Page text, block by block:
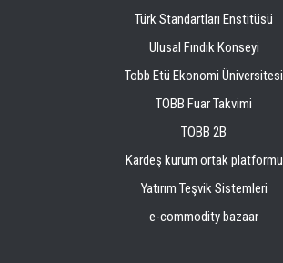
Türk Standartları Enstitüsü
Ulusal Fındık Konseyi
Tobb Etü Ekonomi Üniversitesi
TOBB Fuar Takvimi
TOBB 2B
Kardeş kurum ortak platformu
Yatırım Teşvik Sistemleri
e-commodity bazaar